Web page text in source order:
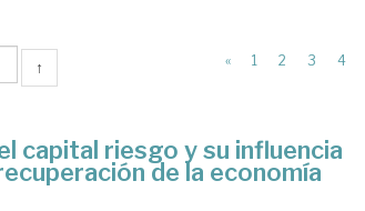
↑ « 1 2 3 4
capital riesgo y su influencia
de la economía